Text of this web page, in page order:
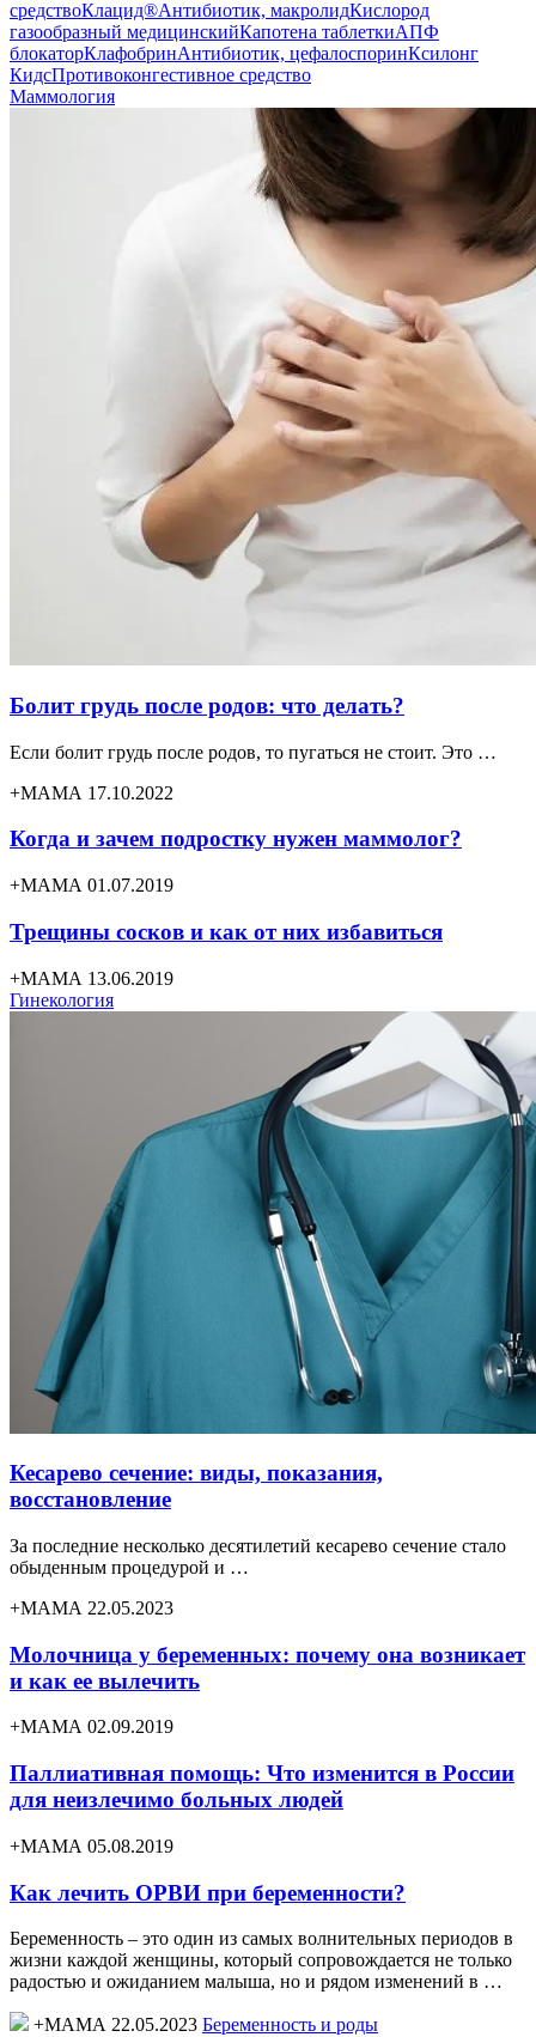
средствоКлацид®Антибиотик, макролидКислород
газообразный медицинскийКапотена таблеткиАПФ
блокаторКлафобринАнтибиотик, цефалоспоринКсилонг
КидсПротивоконгестивное средство
Маммология
Болит грудь после родов: что делать?
Если болит грудь после родов, то пугаться не стоит. Это …
+МАМА 17.10.2022
Когда и зачем подростку нужен маммолог?
+МАМА 01.07.2019
Трещины сосков и как от них избавиться
+МАМА 13.06.2019
Гинекология
Кесарево сечение: виды, показания,
восстановление
За последние несколько десятилетий кесарево сечение стало
обыденным процедурой и …
+МАМА 22.05.2023
Молочница у беременных: почему она возникает
и как ее вылечить
+МАМА 02.09.2019
Паллиативная помощь: Что изменится в России
для неизлечимо больных людей
+МАМА 05.08.2019
Как лечить ОРВИ при беременности?
Беременность – это один из самых волнительных периодов в
жизни каждой женщины, который сопровождается не только
радостью и ожиданием малыша, но и рядом изменений в …
+МАМА 22.05.2023 Беременность и роды